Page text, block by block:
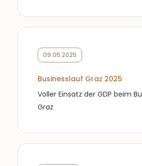
09.05.2025
Businesslauf Graz 2025
Voller Einsatz der GDP beim
Graz